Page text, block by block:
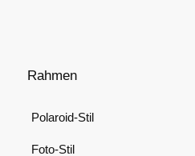
Rahmen
Polaroid-Stil
Foto-Stil